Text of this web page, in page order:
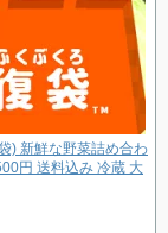
) 新鮮な野菜詰め合わ
円 送料込み 冷蔵 大